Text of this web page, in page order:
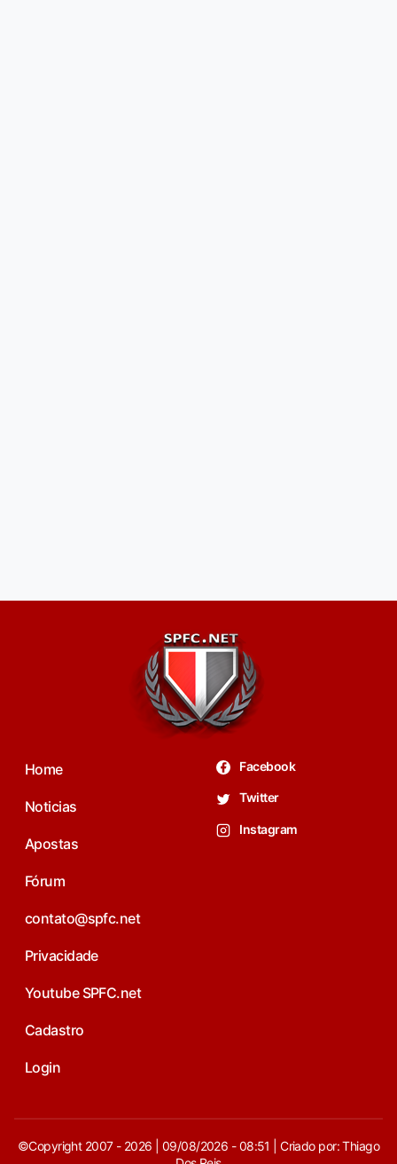
Home
Noticias
Apostas
Fórum
contato@spfc.net
Privacidade
Youtube SPFC.net
Cadastro
Login
Facebook
Twitter
Instagram
©Copyright 2007 - 2026 | 09/08/2026 - 08:51 | Criado por: Thiago